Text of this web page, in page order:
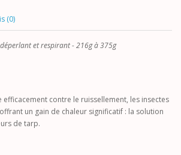
(0)
et respirant - 216g à 375g
efficacement contre le ruissellement, les insectes
un gain de chaleur significatif : la solution
de tarp.